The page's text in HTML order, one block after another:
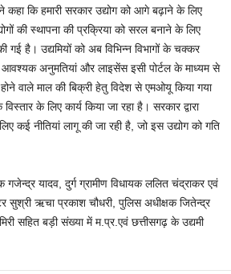
कहा कि हमारी सरकार उद्योग को आगे बढ़ाने के लिए
की स्थापना की प्रक्रिया को सरल बनाने के लिए
गई है। उद्यमियों को अब विभिन्न विभागों के चक्कर
अनुमतियां और लाइसेंस इसी पोर्टल के माध्यम से
होने वाले माल की बिक्री हेतु विदेश से एमओयू किया गया
के लिए कार्य किया जा रहा है। सरकार द्वारा
कई नीतियां लागू की जा रही है, जो इस उद्योग को गति
यादव, दुर्ग ग्रामीण विधायक ललित चंद्राकर एवं
सुश्री ऋचा प्रकाश चौधरी, पुलिस अधीक्षक जितेन्द्र
सहित बड़ी संख्या में म.प्र.एवं छत्तीसगढ़ के उद्यमी